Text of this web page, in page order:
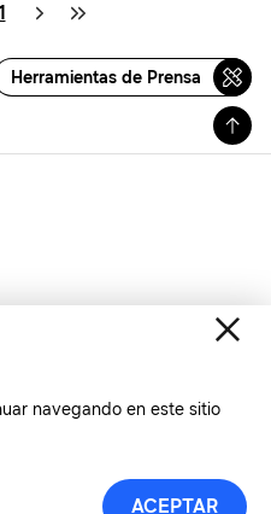
Herramientas de Prensa
Reserved.
navegando en este sitio
ACEPTAR